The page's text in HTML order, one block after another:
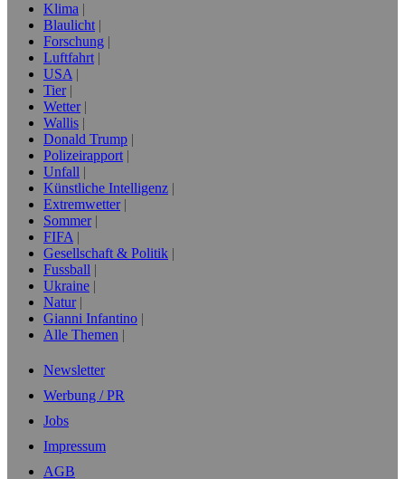
Klima
Blaulicht
Forschung
Luftfahrt
USA
Tier
Wetter
Wallis
Donald Trump
Polizeirapport
Unfall
Künstliche Intelligenz
Extremwetter
Sommer
FIFA
Gesellschaft & Politik
Fussball
Ukraine
Natur
Gianni Infantino
Alle Themen
Newsletter
Werbung / PR
Jobs
Impressum
AGB